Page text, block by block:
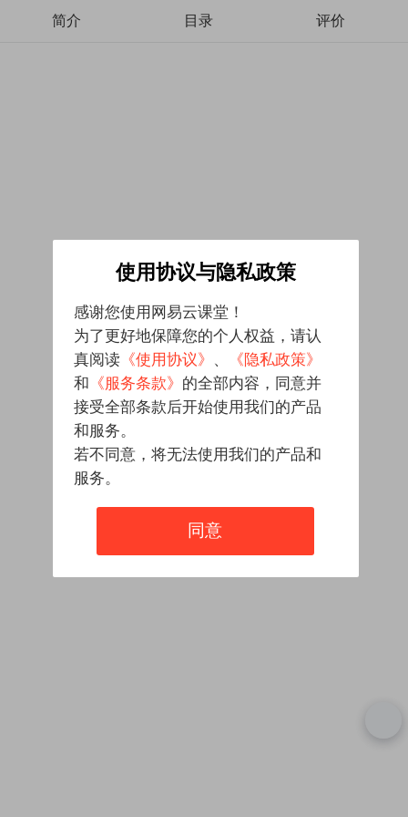
简介 目录 评价
使用协议与隐私政策
感谢您使用网易云课堂！
为了更好地保障您的个人权益，请认
真阅读 《使用协议》 、
《隐私政策》
和 《服务条款》 的全部内容，同意并
接受全部条款后开始使用我们的产品
和服务。
若不同意，将无法使用我们的产品和
服务。
同意